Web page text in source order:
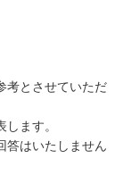
とさせていただ
ます。
はいたしません